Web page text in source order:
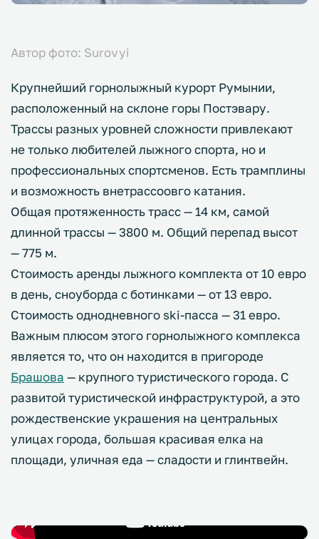
Автор фото: Surovyi
Крупнейший горнолыжный курорт Румынии,
расположенный на склоне горы Постэвару.
Трассы разных уровней сложности привлекают
не только любителей лыжного спорта, но и
профессиональных спортсменов. Есть трамплины
и возможность внетрассоовго катания.
Общая протяженность трасс — 14 км, самой
длинной трассы — 3800 м. Общий перепад высот
— 775 м.
Стоимость аренды лыжного комплекта от 10 евро
в день, сноуборда с ботинками — от 13 евро.
Стоимость однодневного ski-пасса — 31 евро.
Важным плюсом этого горнолыжного комплекса
является то, что он находится в пригороде
Брашова — крупного туристического города. С
развитой туристической инфраструктурой, а это
рождественские украшения на центральных
улицах города, большая красивая елка на
площади, уличная еда — сладости и глинтвейн.